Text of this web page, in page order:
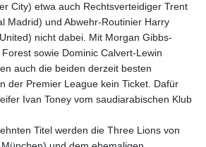
City) etwa auch Rechtsverteidiger Trent
Madrid) und Abwehr-Routinier Harry
nicht dabei. Mit Morgan Gibbs-
sowie Dominic Calvert-Lewin
auch die beiden derzeit besten
der Premier League kein Ticket. Dafür
Ivan Toney vom saudiarabischen Klub
Titel werden die Three Lions von